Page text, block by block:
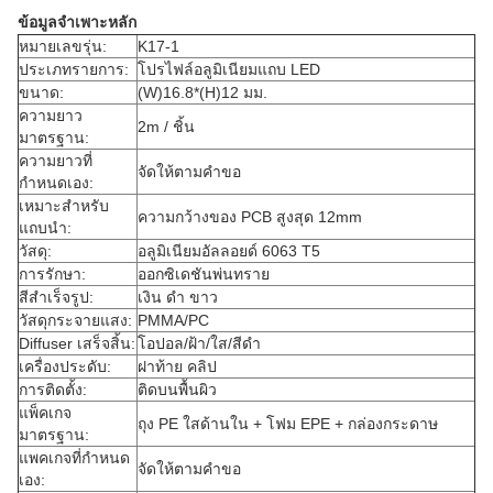
ข้อมูลจำเพาะหลัก
หมายเลขรุ่น:
K17-1
ประเภทรายการ: โปรไฟล์อลูมิเนียมแถบ LED
ขนาด:
(W)16.8*(H)12 มม.
ความยาว
มาตรฐาน:
2m / ชิ้น
ความยาวที่
กำหนดเอง:
จัดให้ตามคำขอ
เหมาะสำหรับ
แถบนำ:
ความกว้างของ PCB สูงสุด 12mm
วัสดุ:
อลูมิเนียมอัลลอยด์ 6063 T5
การรักษา:
ออกซิเดชันพ่นทราย
สีสำเร็จรูป:
เงิน ดำ ขาว
วัสดุกระจายแสง: PMMA/PC
Diffuser เสร็จสิ้น:โอปอล/ฝ้า/ใส/สีดำ
เครื่องประดับ:
ฝาท้าย คลิป
การติดตั้ง:
ติดบนพื้นผิว
แพ็คเกจ
มาตรฐาน:
ถุง PE ใสด้านใน + โฟม EPE + กล่องกระดาษ
แพคเกจที่กำหนด
เอง:
จัดให้ตามคำขอ